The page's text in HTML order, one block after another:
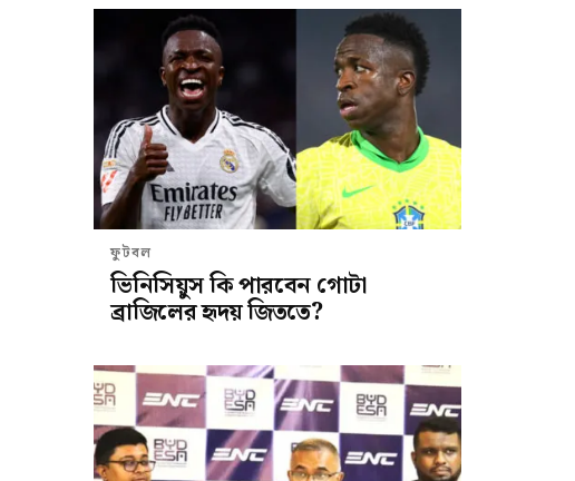
ফুটবল
ভিনিসিয়ুস কি পারবেন গোটা
ব্রাজিলের হৃদয় জিততে?